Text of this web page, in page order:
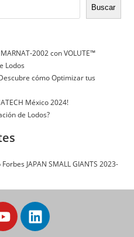
Buscar
con VOLUTE™
Lodos
cómo Optimizar tus
México 2024!
de Lodos?
JAPAN SMALL GIANTS 2023-